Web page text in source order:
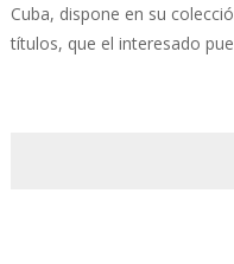
Cuba, dispone en su
títulos, que el interesado